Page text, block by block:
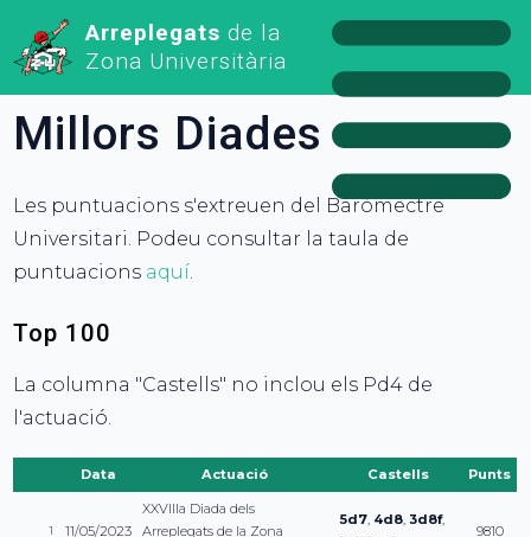
Arreplegats de la
Zona Universitària
Millors Diades
Les puntuacions s'extreuen del Baròmectre
Universitari. Podeu consultar la taula de
puntuacions aquí.
Top 100
La columna "Castells" no inclou els Pd4 de
l'actuació.
Data Actuació Castells Punts
1 11/05/2023
XXVIIIa Diada dels
Arreplegats de la Zona
5d7, 4d8,3d8f,
9810